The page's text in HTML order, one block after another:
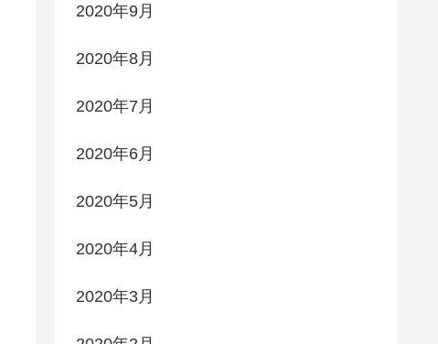
2020年9月
2020年8月
2020年7月
2020年6月
2020年5月
2020年4月
2020年3月